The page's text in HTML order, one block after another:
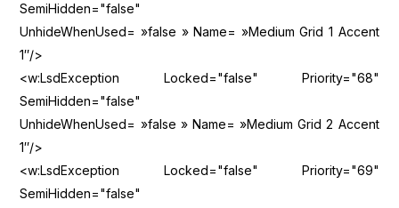
SemiHidden="false"
UnhideWhenUsed= »false » Name= »Medium Grid 1 Accent
1″/>
<w:LsdException Locked="false" Priority="68"
SemiHidden="false"
UnhideWhenUsed= »false » Name= »Medium Grid 2 Accent
1″/>
<w:LsdException Locked="false" Priority="69"
SemiHidden="false"